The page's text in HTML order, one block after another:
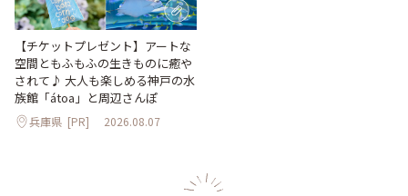
【チケットプレゼント】アートな
空間ともふもふの生きものに癒や
されて♪ 大人も楽しめる神戸の水
族館「átoa」と周辺さんぽ
兵庫県 [PR] 2026.08.07